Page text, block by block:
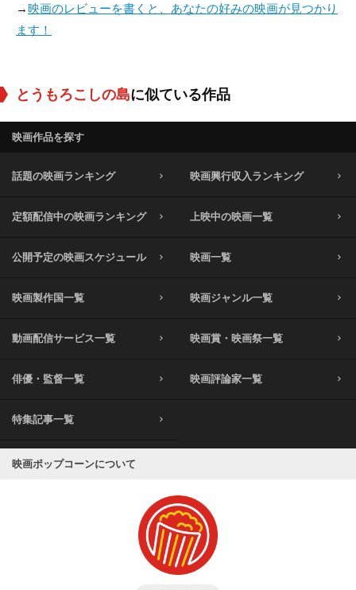
→映画のレビューを書くと、あなたの好みの映画が見つかり
ます！
とうもろこしの島に似ている作品
映画作品を探す
話題の映画ランキング 映画興行収入ランキング
定額配信中の映画ランキング 上映中の映画一覧
公開予定の映画スケジュール 映画一覧
映画製作国一覧 映画ジャンル一覧
動画配信サービス一覧 映画賞・映画祭一覧
俳優・監督一覧 映画評論家一覧
特集記事一覧
映画ポップコーンについて